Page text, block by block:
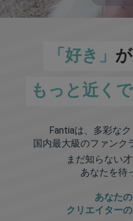
「好き」
もっと近く
Fantiaは、多彩な
国内最大級のファンク
まだ知らない
あなたを待
あなたの
クリエイター